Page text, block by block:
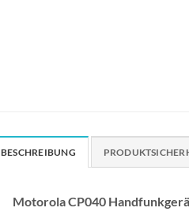
BESCHREIBUNG
Motorola CP040